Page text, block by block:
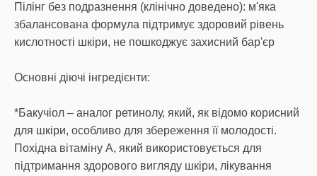
Пілінг без подразнення (клінічно доведено): м'яка
збалансована формула підтримує здоровий рівень
кислотності шкіри, не пошкоджує захисний бар'єр
Основні діючі інгредієнти:
*Бакучіол – аналог ретинолу, який, як відомо корисний
для шкіри, особливо для збереження її молодості.
Похідна вітаміну А, який використовується для
підтримання здорового вигляду шкіри, лікування